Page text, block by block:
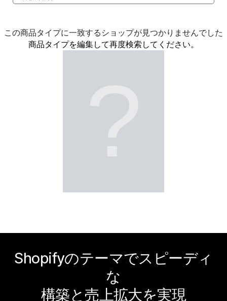
この商品タイプに一致するショップが見つかりませんでした
商品タイプを編集して再度検索してください。
Shopifyのテーマでスピーディ
な
構築と売上拡大を実現